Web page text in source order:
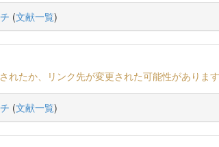
(文献一覧)
れたか、リンク先が変更された可能性があります
(文献一覧)